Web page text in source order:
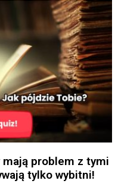
mają problem z tymi
tylko wybitni!